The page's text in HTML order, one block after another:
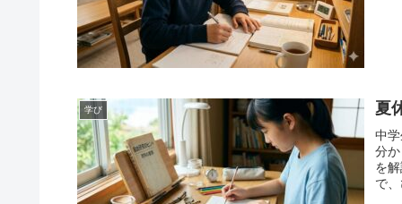
学び 夏
中
分
を
で